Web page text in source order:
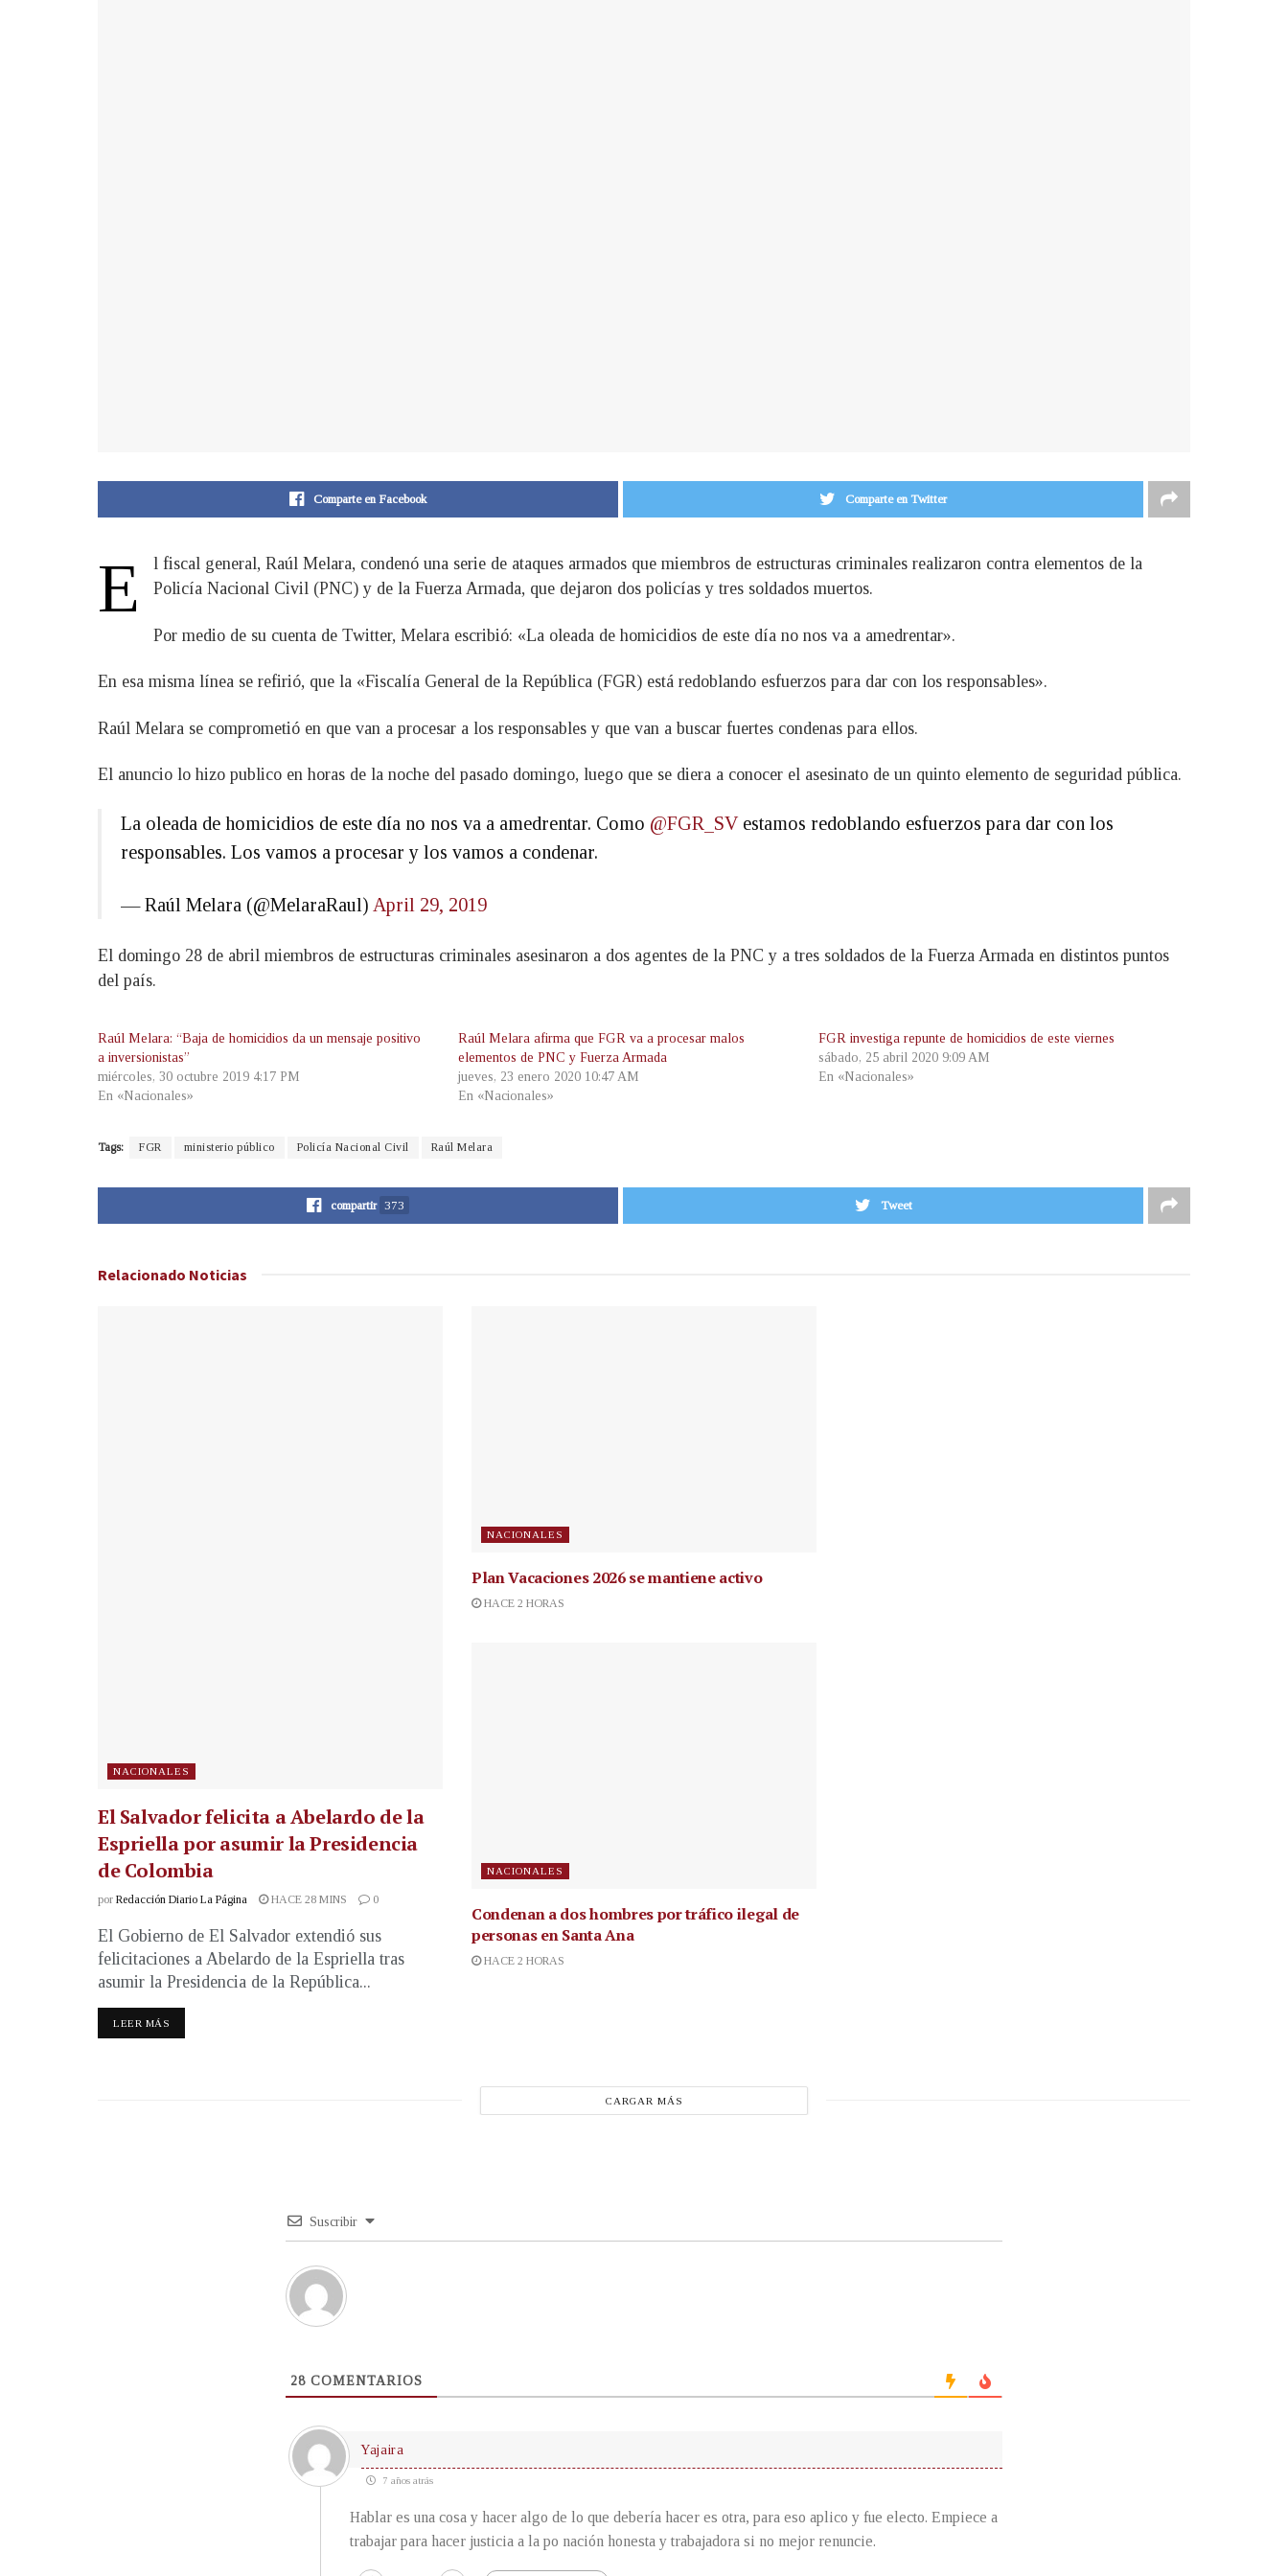
Comparte en Facebook Comparte en Twitter
E
l fiscal general, Raúl Melara, condenó una serie de ataques armados que miembros de estructuras criminales realizaron contra elementos de la
Policía Nacional Civil (PNC) y de la Fuerza Armada, que dejaron dos policías y tres soldados muertos.
Por medio de su cuenta de Twitter, Melara escribió: «La oleada de homicidios de este día no nos va a amedrentar».
En esa misma línea se refirió, que la «Fiscalía General de la República (FGR) está redoblando esfuerzos para dar con los responsables».
Raúl Melara se comprometió en que van a procesar a los responsables y que van a buscar fuertes condenas para ellos.
El anuncio lo hizo publico en horas de la noche del pasado domingo, luego que se diera a conocer el asesinato de un quinto elemento de seguridad pública.
La oleada de homicidios de este día no nos va a amedrentar. Como @FGR_SVestamos redoblando esfuerzos para dar con los
responsables. Los vamos a procesar y los vamos a condenar.
— Raúl Melara (@MelaraRaul) April 29, 2019
El domingo 28 de abril miembros de estructuras criminales asesinaron a dos agentes de la PNC y a tres soldados de la Fuerza Armada en distintos puntos
del país.
Raúl Melara: “Baja de homicidios da un mensaje positivo
a inversionistas”
miércoles, 30 octubre 2019 4:17 PM
En «Nacionales»
Raúl Melara afirma que FGR va a procesar malos
elementos de PNC y Fuerza Armada
jueves, 23 enero 2020 10:47 AM
En «Nacionales»
FGR investiga repunte de homicidios de este viernes
sábado, 25 abril 2020 9:09 AM
En «Nacionales»
Tags: FGR ministerio público Policía Nacional Civil Raúl Melara
compartir 373 Tweet
Relacionado Noticias
NACIONALES
El Salvador felicita a Abelardo de la
Espriella por asumir la Presidencia
de Colombia
por Redacción Diario La Página HACE 28 MINS 0
El Gobierno de El Salvador extendió sus
felicitaciones a Abelardo de la Espriella tras
asumir la Presidencia de la República...
LEER MÁS
NACIONALES
Plan Vacaciones 2026 se mantiene activo
HACE 2 HORAS
NACIONALES
Condenan a dos hombres por tráfico ilegal de
personas en Santa Ana
HACE 2 HORAS
CARGAR MÁS
Suscribir
28 COMENTARIOS
Yajaira
7 años atrás
Hablar es una cosa y hacer algo de lo que debería hacer es otra, para eso aplico y fue electo. Empiece a
trabajar para hacer justicia a la po nación honesta y trabajadora si no mejor renuncie.